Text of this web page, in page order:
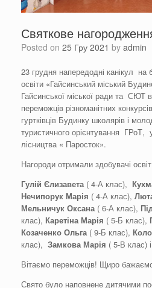
Святкове нагородження
Posted on 25 Гру 2021 by admin
23 грудня напередодні канікул на
освіти «Гайсинський міський
Гайсинської міської ради та СЮТ
переможців різноманітних
гуртківців Будинку школярів і
туристичного орієнтування ГРоТ,
лісництва « Паросток».
Нагороди отримали здобувачі
Гулій Єлизавета( 4-А клас),
Нечипорук Марія ( 4-А клас),
Мельничук Оксана( 6-А клас),
клас), Каретіна Марія ( 5-Б клас),
Козаченко Ольга( 9-Б клас),
клас), Замкова Марія ( 5-В клас) і
Вітаємо переможців! Щиро
Свято було наповнене дитячими